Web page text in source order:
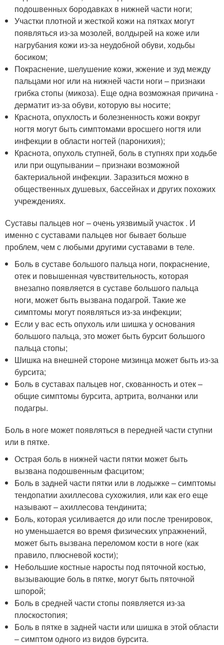
подошвенных бородавках в нижней части ноги;
Участки плотной и жесткой кожи на пятках могут
появляться из-за мозолей, волдырей на коже или
нагрубания кожи из-за неудобной обуви, ходьбы
босиком;
Покраснение, шелушение кожи, жжение и зуд между
пальцами ног или на нижней части ноги – признаки
грибка стопы (микоза). Еще одна возможная причина -
дерматит из-за обуви, которую вы носите;
Краснота, опухлость и болезненность кожи вокруг
ногтя могут быть симптомами вросшего ногтя или
инфекции в области ногтей (паронихия);
Краснота, опухоль ступней, боль в ступнях при ходьбе
или при ощупывании – признаки возможной
бактериальной инфекции. Заразиться можно в
общественных душевых, бассейнах и других похожих
учреждениях.
Суставы пальцев ног – очень уязвимый участок . И
именно с суставами пальцев ног бывает больше
проблем, чем с любыми другими суставами в теле.
Боль в суставе большого пальца ноги, покраснение,
отек и повышенная чувствительность, которая
внезапно появляется в суставе большого пальца
ноги, может быть вызвана подагрой. Такие же
симптомы могут появляться из-за инфекции;
Если у вас есть опухоль или шишка у основания
большого пальца, это может быть бурсит большого
пальца стопы;
Шишка на внешней стороне мизинца может быть из-за
бурсита;
Боль в суставах пальцев ног, скованность и отек –
общие симптомы бурсита, артрита, волчанки или
подагры.
Боль в ноге может появляться в передней части ступни
или в пятке.
Острая боль в нижней части пятки может быть
вызвана подошвенным фасцитом;
Боль в задней части пятки или в лодыжке – симптомы
тендопатии ахиллесова сухожилия, или как его еще
называют – ахиллесова тендинита;
Боль, которая усиливается до или после тренировок,
но уменьшается во время физических упражнений,
может быть вызвана переломом кости в ноге (как
правило, плюсневой кости);
Небольшие костные наросты под пяточной костью,
вызывающие боль в пятке, могут быть пяточной
шпорой;
Боль в средней части стопы появляется из-за
плоскостопия;
Боль в пятке в задней части или шишка в этой области
– симптом одного из видов бурсита.